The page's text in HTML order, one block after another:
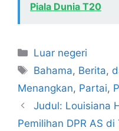
Piala Dunia T20
Kategori
Luar negeri
Tag
Bahama, Berita,
Menangkan, Partai,
Judul: Louisiana
Pemilihan DPR AS